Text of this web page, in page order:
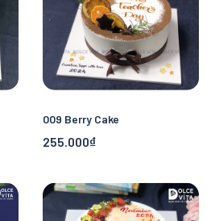
009 Berry Cake
255.000₫